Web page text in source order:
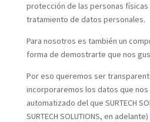
protección de las personas
tratamiento de datos personales.
Para nosotros es también un
forma de demostrarte que nos
Por eso queremos ser
incorporaremos los datos que
automatizado del que SURTECH
SURTECH SOLUTIONS, en